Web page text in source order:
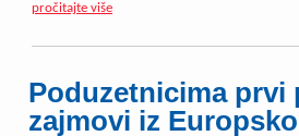
pročitajte više
Poduzetnicima prvi
zajmovi iz